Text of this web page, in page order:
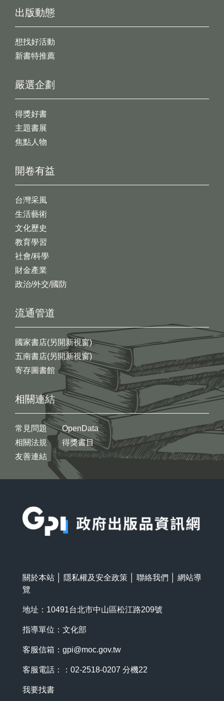
出版動態
想找好活動
新書特推薦
開卷有益
台灣采風
生活藝術
文化歷史
教育學習
社會/科學
財金產業
政治/外交/國防
嚴選企劃
得獎好書
主題書展
焦點人物
流通管道
國家書店(另開新視窗)
五南書店(另開新視窗)
寄存圖書館
相關連結
常見問題
相關法規
友善連結
OpenData
得獎書目
關於本站 隱私權及安全政策 聯絡我們
網站導
覽
地址：10491台北市中山區松江路209號
指導單位：文化部
客服信箱： gpi@moc.gov.tw
客服電話：：02-2518-0207 分機22
我要找書